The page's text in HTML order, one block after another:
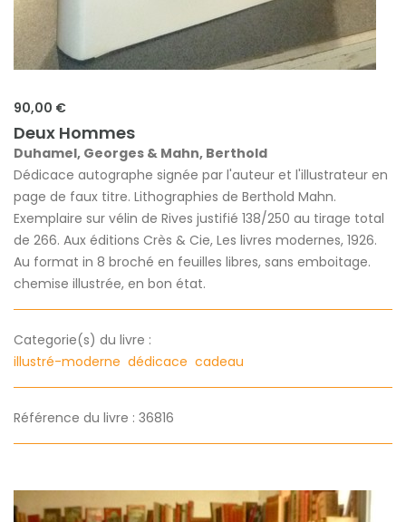
90,00 €
Deux Hommes
Duhamel, Georges & Mahn, Berthold
Dédicace autographe signée par l'auteur et l'illustrateur en
page de faux titre. Lithographies de Berthold Mahn.
Exemplaire sur vélin de Rives justifié 138/250 au tirage total
de 266. Aux éditions Crès & Cie, Les livres modernes, 1926.
Au format in 8 broché en feuilles libres, sans emboitage.
chemise illustrée, en bon état.
Categorie(s) du livre :
illustré-moderne dédicace cadeau
Référence du livre : 36816